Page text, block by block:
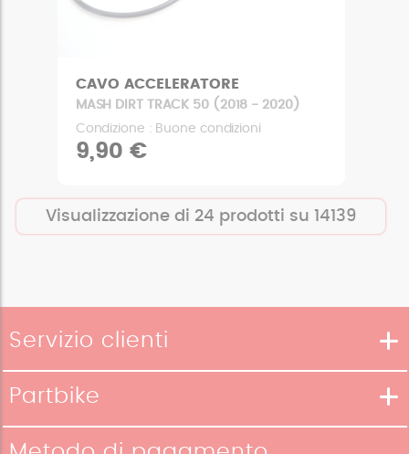
CAVO ACCELERATORE
MASH DIRT TRACK 50 (2018 - 2020)
Condizione : Buone condizioni
9,90 €
Visualizzazione di 24 prodotti su 14139
Servizio clienti
Metodi di pagamento
Partbike